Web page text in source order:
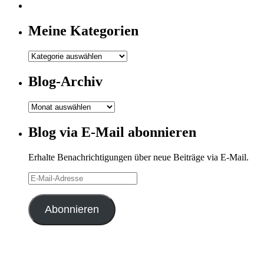
Meine Kategorien
Meine
Blog-Archiv
Blog-
Blog via E-Mail abonnieren
Erhalte Benachrichtigungen über neue Beiträge via E-Mail.
E-
Mail-
Adresse
Abonnieren